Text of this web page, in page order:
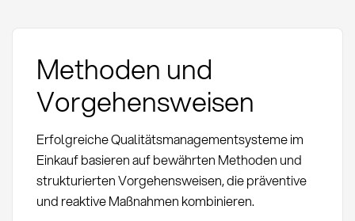
Methoden und
Vorgehensweisen
Erfolgreiche Qualitätsmanagementsysteme im
Einkauf basieren auf bewährten Methoden und
strukturierten Vorgehensweisen, die präventive
und reaktive Maßnahmen kombinieren.